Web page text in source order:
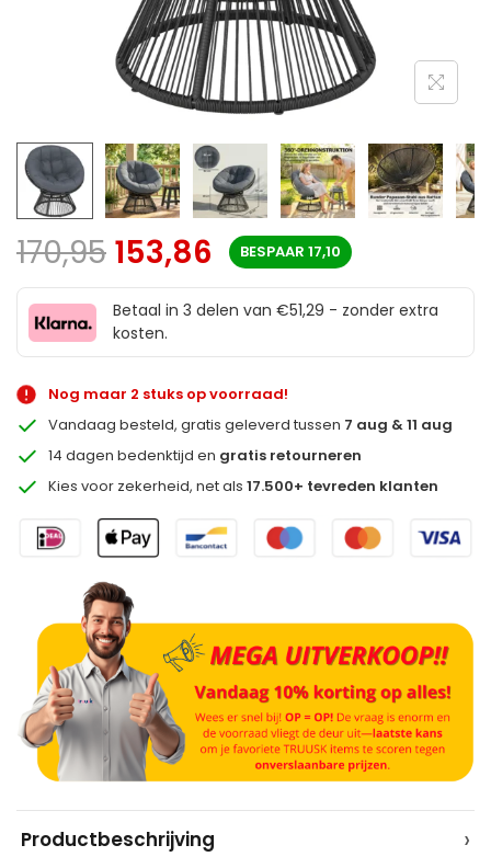
170,95 153,86 BESPAAR 17,10
Betaal in 3 delen van €51,29 - zonder extra
kosten.
Nog maar 2 stuks op voorraad!
Vandaag besteld, gratis geleverd tussen 7 aug & 11 aug
14 dagen bedenktijd en gratis retourneren
Kies voor zekerheid, net als17.500+ tevreden klanten
Productbeschrijving ›